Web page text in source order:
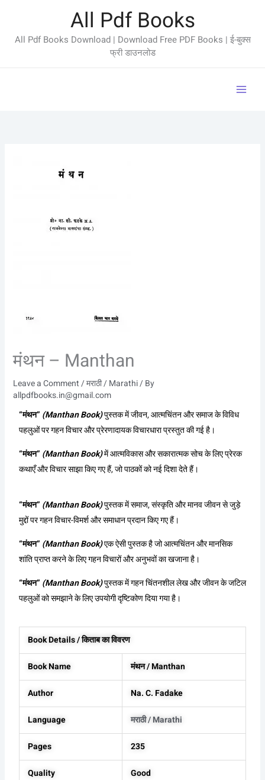
content
All Pdf Books
All Pdf Books Download | Download Free PDF Books | ई-बुक्स
फ्री डाउनलोड
मंथन – Manthan
Leave a Comment/मराठी / Marathi/ By
allpdfbooks.in@gmail.com
“मंथन” (Manthan Book)पुस्तक में जीवन, आत्मचिंतन और समाज के विविध
पहलुओं पर गहन विचार और प्रेरणादायक विचारधारा प्रस्तुत की गई है।
“मंथन” (Manthan Book)में आत्मविकास और सकारात्मक सोच के लिए प्रेरक
कथाएँ और विचार साझा किए गए हैं, जो पाठकों को नई दिशा देते हैं।
“मंथन” (Manthan Book)पुस्तक में समाज, संस्कृति और मानव जीवन से जुड़े
मुद्दों पर गहन विचार-विमर्श और समाधान प्रदान किए गए हैं।
“मंथन” (Manthan Book)एक ऐसी पुस्तक है जो आत्मचिंतन और मानसिक
शांति प्राप्त करने के लिए गहन विचारों और अनुभवों का खजाना है।
“मंथन” (Manthan Book)पुस्तक में गहन चिंतनशील लेख और जीवन के जटिल
पहलुओं को समझाने के लिए उपयोगी दृष्टिकोण दिया गया है।
Book Details / किताब का विवरण
Book Name मंथन / Manthan
Author Na. C. Fadake
Language मराठी / Marathi
Pages 235
Quality Good